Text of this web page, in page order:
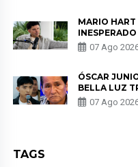
MARIO HART
SALUD
KORINA: “ME
07 Ago
ÓSCAR
BELLA LUZ
PADRE POR
NALDY
07 Ago
TAGS